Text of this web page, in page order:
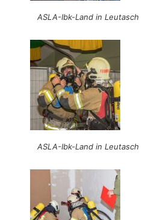
ASLA-Ibk-Land in Leutasch
ASLA-Ibk-Land in Leutasch